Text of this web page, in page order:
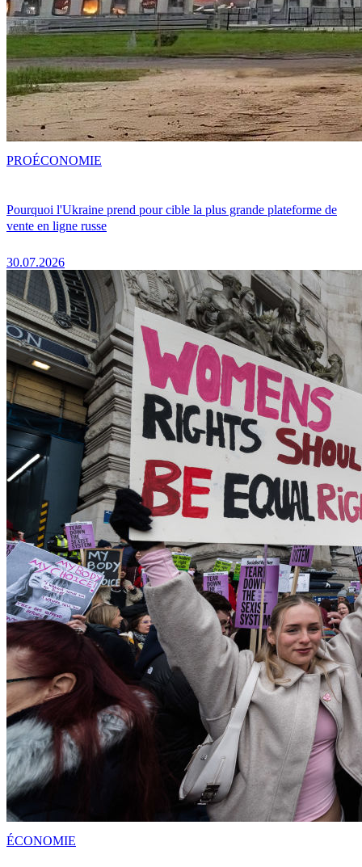
Pourquoi l'Ukraine prend pour cible la plus grande plateforme de
vente en ligne russe
30.07.2026
PROÉCONOMIE
ÉCONOMIE